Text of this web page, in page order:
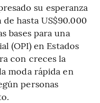
su esperanza
hasta US$90.000
bases para una
(OPI) en Estados
con creces la
moda rápida en
personas